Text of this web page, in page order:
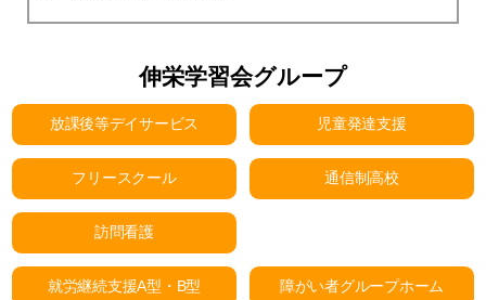
伸栄学習会グループ
放課後等デイサービス 児童発達支援
フリースクール 通信制高校
訪問看護
就労継続支援A型・B型 障がい者グループホーム